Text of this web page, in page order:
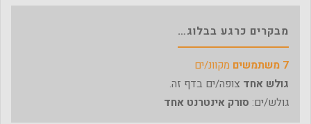
מבקרים כרגע בבלוג…
7 משתמשים
מקוונ/ים
גולש אחד צופה/ים בדף זה.
גולש/ים: סורק אינטרנט אחד